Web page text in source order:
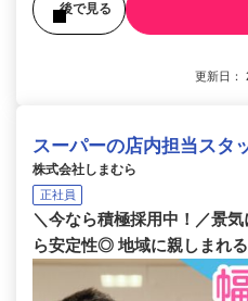
後で見る
更新日：
スーパーの店内担当スタ
株式会社しまむら
正社員
＼今なら積極採用中！／景
ら安定性◎ 地域に親しまれる